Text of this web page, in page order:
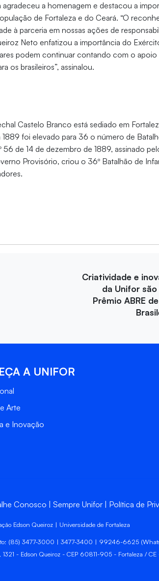
a homenagem e destacou a
de Fortaleza e do Ceará. “O
à parceria em nossas ações de
Neto enfatizou a importância do
podem continuar contando com o
os brasileiros”, assinalou.
Castelo Branco está sediado em
foi elevado para 36 o número de
de 14 de dezembro de 1889, assinado
Provisório, criou o 36º Batalhão de
Criatividade e
da Unifor
Prêmio ABRE
A UNIFOR
Arte
e Inovação
Conosco Sempre Unifor Política de
Edson Queiroz | Universidade de Fortaleza
(85) 3477-3000 | 3477-3400 | 99246-6625
1321 - Edson Queiroz - CEP 60811-905 - Fortaleza / CE